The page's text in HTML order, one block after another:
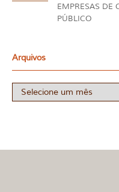
EMPRESAS DE
PÚBLICO
Arquivos